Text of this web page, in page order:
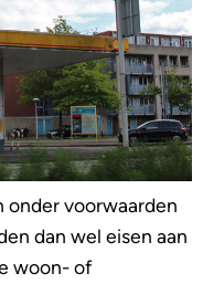
onder voorwaarden
dan wel eisen aan
woon- of